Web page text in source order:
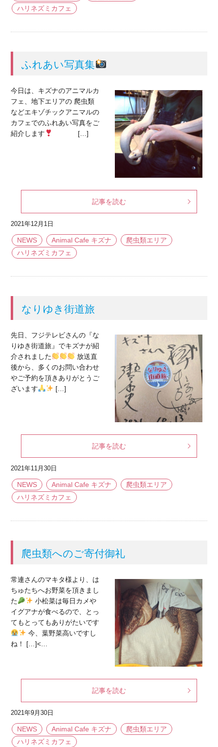
ハリネズミカフェ
ふれあい写真集
今日は、キズナのアニマルカ
フェ、地下エリアの 爬虫類
などエキゾチックアニマルの
カフェでのふれあい写真をご
紹介します
[…]
記事を読む
2021年12月1日
NEWS Animal Cafe キズナ
爬虫類エリア
ハリネズミカフェ
なりゆき街道旅
先日、フジテレビさんの『な
りゆき街道旅』でキズナが紹
介されました
放送直
後から、多くのお問い合わせ
やご予約を頂きありがとうご
ざいます
[…]
記事を読む
2021年11月30日
NEWS Animal Cafe キズナ
爬虫類エリア
ハリネズミカフェ
爬虫類へのご寄付御礼
常連さんのマキタ様より、は
ちゅたちへお野菜を頂きまし
た
小松菜は毎日カメや
イグアナが食べるので、とっ
てもとってもありがたいです
今、葉野菜高いですし
ね！ […]<…
記事を読む
2021年9月30日
NEWS Animal Cafe キズナ
爬虫類エリア
ハリネズミカフェ